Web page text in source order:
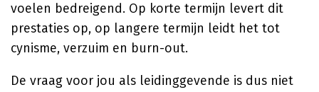
voelen bedreigend. Op korte termijn levert dit
prestaties op, op langere termijn leidt het tot
cynisme, verzuim en burn-out.
De vraag voor jou als leidinggevende is dus niet